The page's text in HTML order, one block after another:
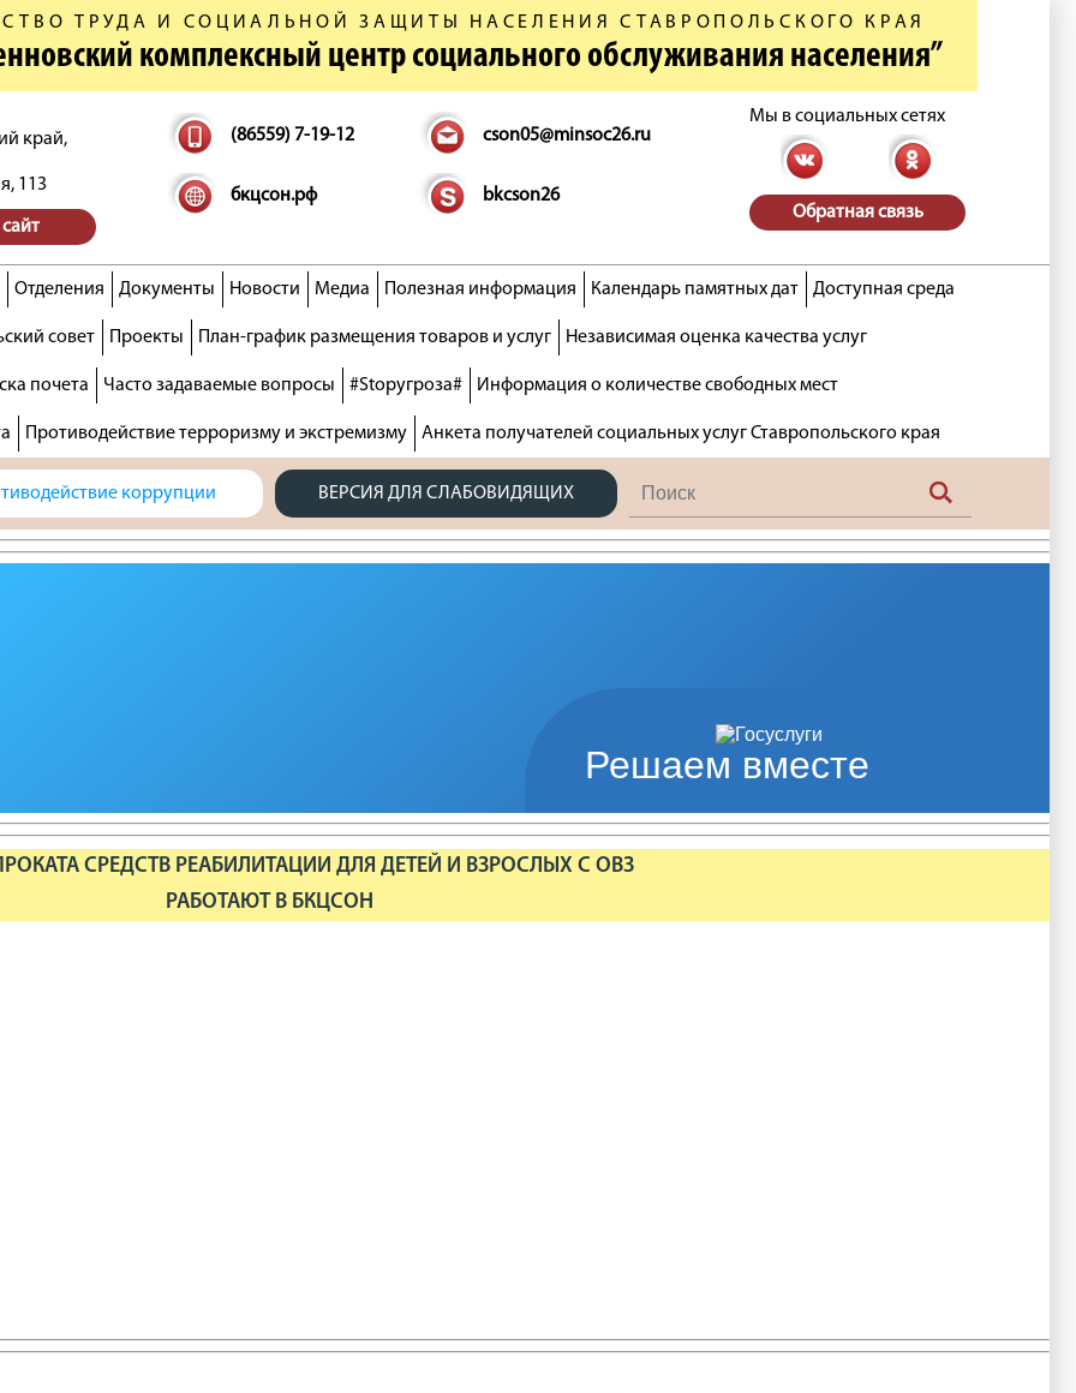
ТРУДА И СОЦИАЛЬНОЙ ЗАЩИТЫ НАСЕЛЕНИЯ СТАВРОПОЛЬСКОГО КРАЯ
комплексный центр социального обслуживания населения”
край,
113
(86559) 7-19-12 cson05@minsoc26.ru
бкцсон.рф bkcson26
Мы в социальных сетях
Обратная связь
Отделения Документы Новости Медиа Полезная информация Календарь памятных дат Доступная среда
совет Проекты План-график размещения товаров и услуг Независимая оценка качества услуг
почета Часто задаваемые вопросы #Stopугроза# Информация о количестве свободных мест
Противодействие терроризму и экстремизму Анкета получателей социальных услуг Ставропольского края
коррупции ВЕРСИЯ ДЛЯ СЛАБОВИДЯЩИХ
Решаем вместе
СРЕДСТВ РЕАБИЛИТАЦИИ ДЛЯ ДЕТЕЙ И ВЗРОСЛЫХ С ОВЗ
РАБОТАЮТ В БКЦСОН